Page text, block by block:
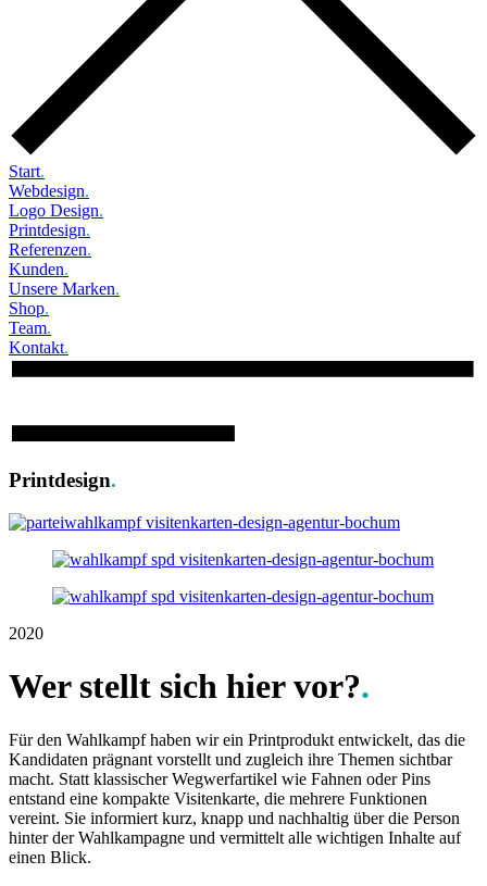
Start.
Webdesign.
Logo Design.
Printdesign.
Referenzen.
Kunden.
Unsere Marken.
Shop.
Team.
Kontakt.
Printdesign.
2020
Wer stellt sich hier vor?.
Für den Wahlkampf haben wir ein Printprodukt entwickelt, das die
Kandidaten prägnant vorstellt und zugleich ihre Themen sichtbar
macht. Statt klassischer Wegwerfartikel wie Fahnen oder Pins
entstand eine kompakte Visitenkarte, die mehrere Funktionen
vereint. Sie informiert kurz, knapp und nachhaltig über die Person
hinter der Wahlkampagne und vermittelt alle wichtigen Inhalte auf
einen Blick.